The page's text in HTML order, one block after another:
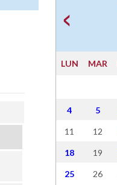
LUN MAR
4 5
11 12
18 19
25 26